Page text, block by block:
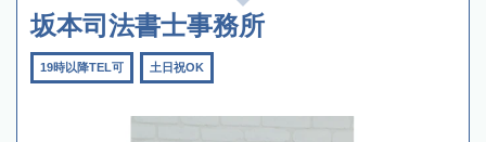
坂本司法書士事務所
19時以降TEL可 土日祝OK